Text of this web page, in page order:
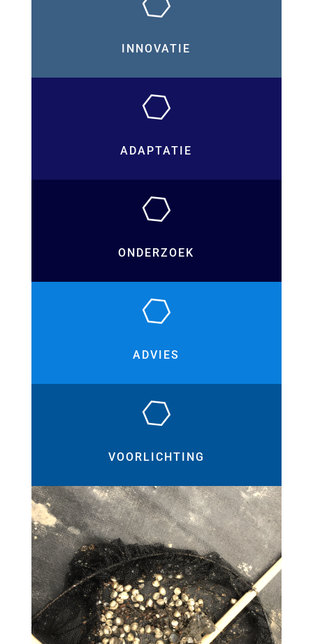
INNOVATIE
ADAPTATIE
ONDERZOEK
ADVIES
VOORLICHTING